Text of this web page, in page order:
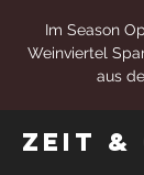
Im Season
Weinviertel
aus
Zeit &